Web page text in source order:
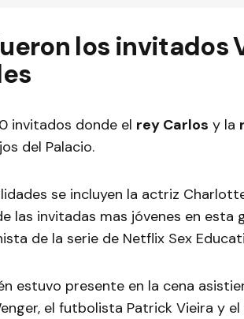
los invitados
invitados donde el rey Carlos y la
del Palacio.
se incluyen la actriz
las invitadas mas jóvenes en esta
de la serie de Netflix Sex
estuvo presente en la cena
el futbolista Patrick Vieira y